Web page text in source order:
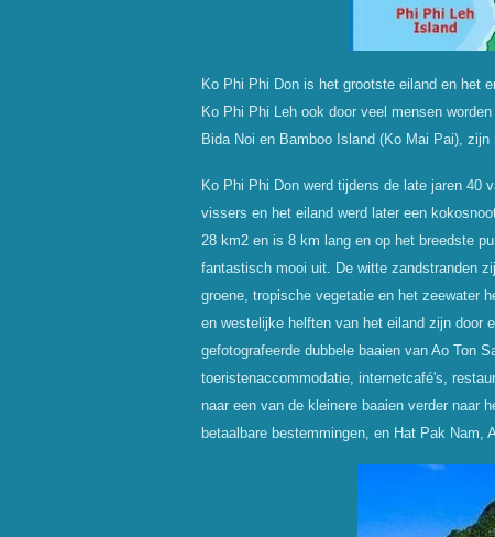
Ko Phi Phi Don is het grootste eiland en het
Ko Phi Phi Leh ook door veel mensen
Bida Noi en Bamboo Island (Ko Mai Pai),
Ko Phi Phi Don werd tijdens de late jaren 40
vissers en het eiland werd later een
28 km2 en is 8 km lang en op het breedste
fantastisch mooi uit. De witte zandstranden
groene, tropische vegetatie en het zeewater
en westelijke helften van het eiland zijn door
gefotografeerde dubbele baaien van Ao Ton
toeristenaccommodatie, internetcafé's,
naar een van de kleinere baaien verder naar
betaalbare bestemmingen, en Hat Pak Nam,